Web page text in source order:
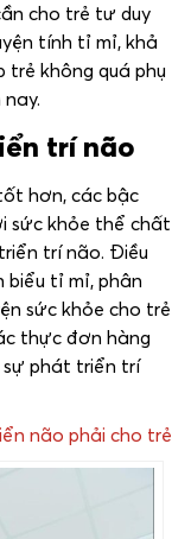
cho trẻ tư duy
tính tỉ mỉ, khả
không quá phụ
trí não
hơn, các bậc
sức khỏe thể chất
trí não. Điều
biểu tỉ mỉ, phân
sức khỏe cho trẻ
thực đơn hàng
phát triển trí
não phải cho trẻ